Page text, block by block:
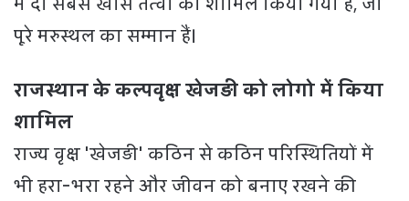
पूरे मरुस्थल का सम्मान हैं।
राजस्थान के कल्पवृक्ष खेजड़ी को लोगो में किया
शामिल
राज्य वृक्ष 'खेजड़ी' कठिन से कठिन परिस्थितियों में
भी हरा-भरा रहने और जीवन को बनाए रखने की